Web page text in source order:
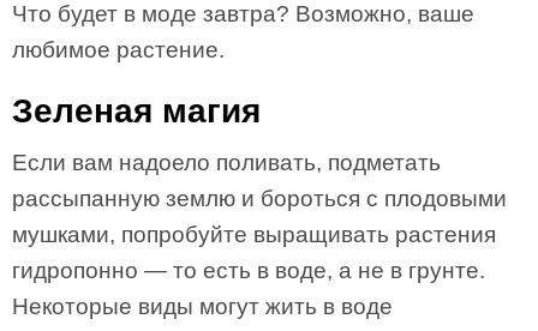
Что будет в моде завтра? Возможно, ваше
любимое растение.
Зеленая магия
Если вам надоело поливать, подметать
рассыпанную землю и бороться с плодовыми
мушками, попробуйте выращивать растения
гидропонно — то есть в воде, а не в грунте.
Некоторые виды могут жить в воде